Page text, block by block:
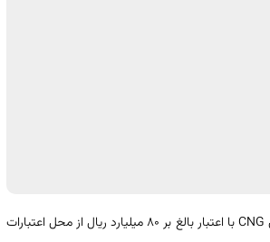
مدیرعامل شرکت گاز استان خراسان جنوبی گفت: گازررسانی به شهر دیهوک از طریق CNG با اعتبار بالغ بر 80 میلیارد ریال از محل اعتبارات